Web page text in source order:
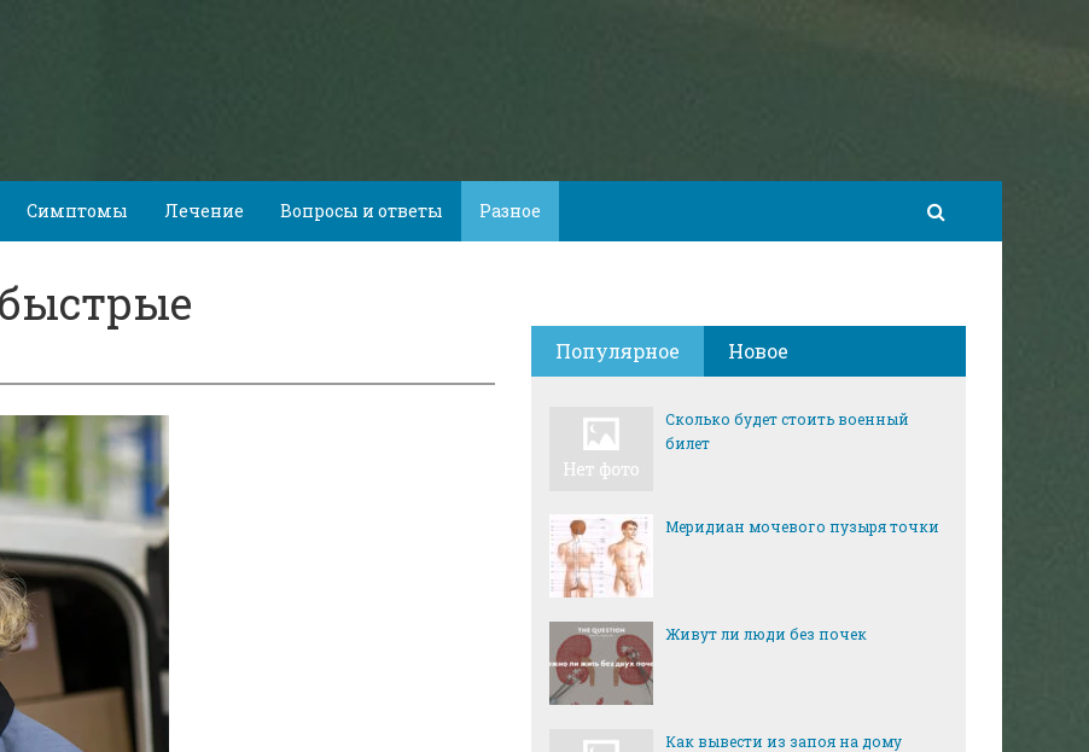
Симптомы Лечение Вопросы и ответы Разное
Популярное Новое
Сколько будет стоить военный
билет
Меридиан мочевого пузыря точки
Живут ли люди без почек
Как вывести из запоя на дому